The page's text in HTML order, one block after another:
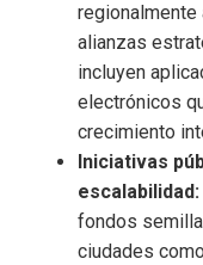
regionalmente
alianzas
incluyen
electrónicos
crecimiento
Iniciativas
escalabilidad:
fondos
ciudades